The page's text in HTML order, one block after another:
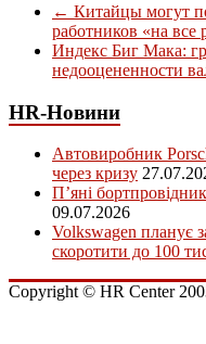
← Китайцы могут
работников «на все
Индекс Биг Мака:
недооцененности
HR-Новини
Автовиробник
через кризу
П’яні
09.07.2026
Volkswagen планує
скоротити до 100
Copyright © HR Center